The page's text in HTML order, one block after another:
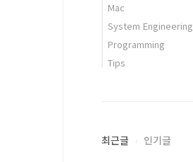
Mac
System Engineering
Programming
Tips
최근글 인기글